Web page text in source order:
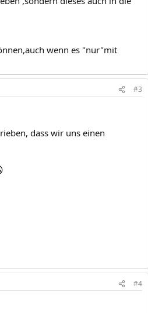
wenn es "nur"mit
#3
dass wir uns einen
#4